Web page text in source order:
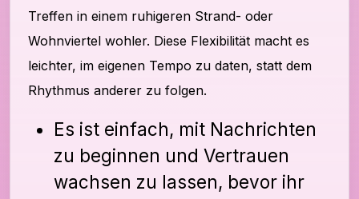
Treffen in einem ruhigeren Strand- oder
Wohnviertel wohler. Diese Flexibilität macht es
leichter, im eigenen Tempo zu daten, statt dem
Rhythmus anderer zu folgen.
Es ist einfach, mit Nachrichten
zu beginnen und Vertrauen
wachsen zu lassen, bevor ihr